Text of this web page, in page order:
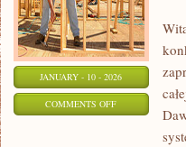
JANUARY - 10 - 2026
COMMENTS OFFON